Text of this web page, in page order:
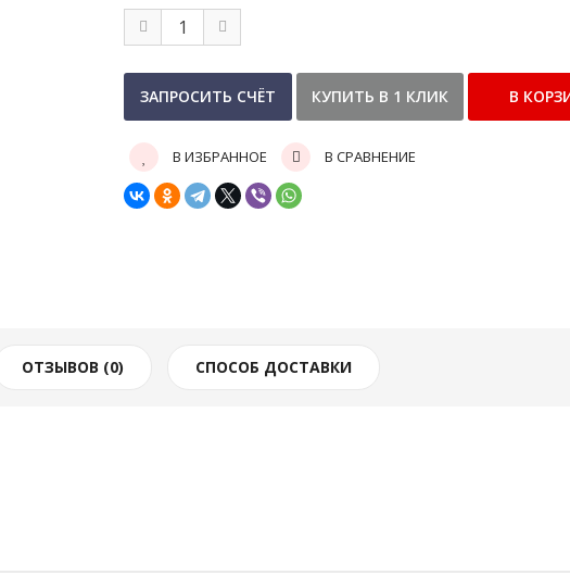
В ИЗБРАННОЕ В СРАВНЕНИЕ
ОТЗЫВОВ (0) СПОСОБ ДОСТАВКИ